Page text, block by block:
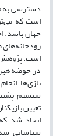
دسترسی به
است که
جهان باشد.
است. پژوهش
در حوضه
بازی­‌ها